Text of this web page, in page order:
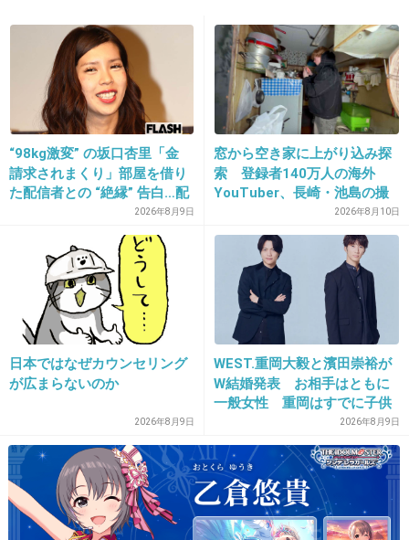
2013/12/06(金) 09:57:02
たかじんさん
+2 -56
2013/12/06(金) 09:57:09
プラマイボタンがなんか変わってるー
-11
13. 匿名 2013/12/06(金) 09:57:09
病気で弱気になってる老人をマンマとたらし込
+214 -14
14. 匿名2013/12/06(金) 09:57:47
“98kg激変” の坂口杏里「金
請求されまくり」部屋を借り
た配信者との “絶縁” 告白…配
信者側は「逃げられた」荷物
2026年8月9日
窓から空き家に上がり込み探
索 登録者140万人の海外
YouTuber、長崎・池島の撮
影動画に批判集まる2026年8月10日
日本ではなぜカウンセリング
が広まらないのか
2026年8月9日
WEST.重岡大毅と濱田崇裕が
W結婚発表 お相手はともに
一般女性 重岡はすでに子供
2026年8月9日